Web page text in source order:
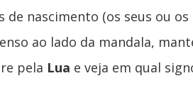
de nascimento (os seus ou os
ao lado da mandala,
pela Lua e veja em qual